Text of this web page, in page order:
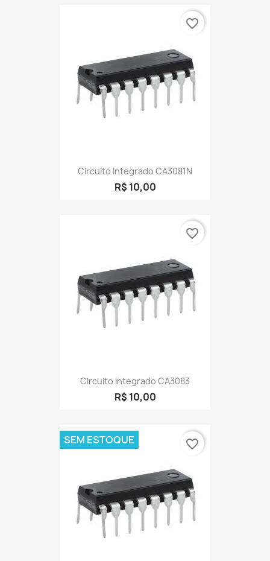
Circuito Integrado CA3081N
R$ 10,00
favorite_border
Circuito Integrado CA3083
R$ 10,00
favorite_border
SEM ESTOQUE favorite_border